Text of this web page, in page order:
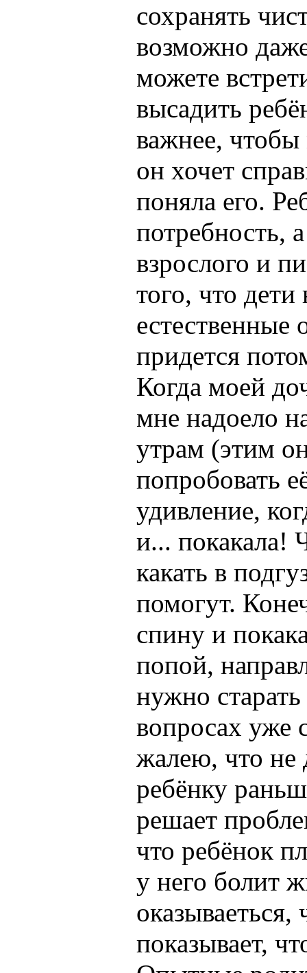
сохранять
возможно
можете
высадить
важнее,
он хочет
поняла его.
потребность,
взрослого и
того, что
придется
Когда моей
мне надоело
утрам (этим
попробовать
удивление,
и... покакала!
какать в
помогут.
спину и
попой,
нужно
вопросах уже
жалею, что не
ребёнку
решает
что ребёнок
у него болит
показывает,